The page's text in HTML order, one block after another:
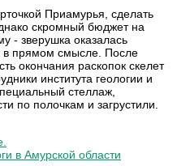
Приамурья, сделать
скромный бюджет на
- зверушка оказалась
в прямом смысле. После
окончания раскопок скелет
института геологии и
стеллаж,
по полочкам и загрустили.
в Амурской области